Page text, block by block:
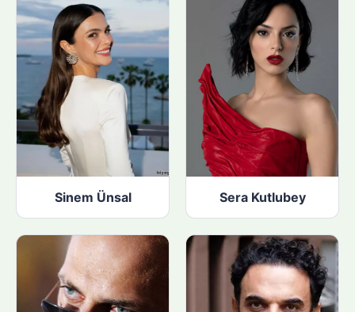
Sinem Ünsal Sera Kutlubey